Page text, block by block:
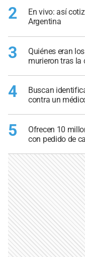
2
En vivo: así
Argentina
3
Quiénes eran
murieron tras la
4
Buscan
contra un
5
Ofrecen 10
con pedido de